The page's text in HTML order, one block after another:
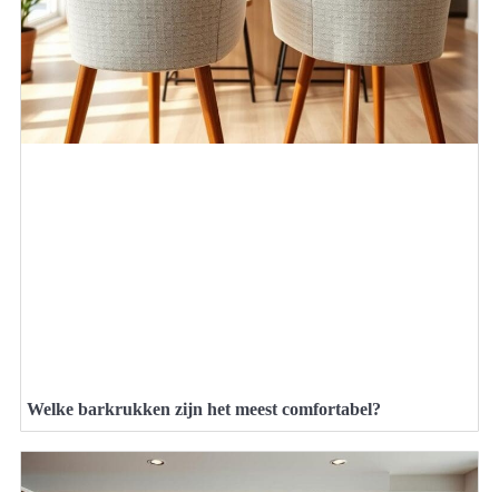
Welke barkrukken zijn het meest comfortabel?